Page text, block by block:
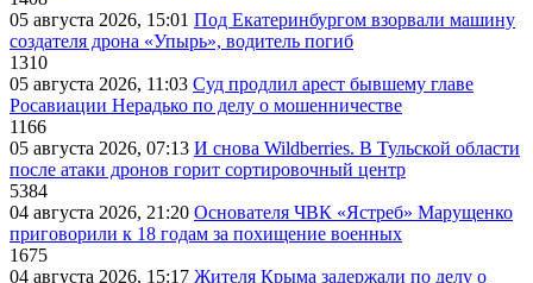
05 августа 2026, 15:01 Под Екатеринбургом взорвали машину
создателя дрона «Упырь», водитель погиб
1310
05 августа 2026, 11:03 Суд продлил арест бывшему главе
Росавиации Нерадько по делу о мошенничестве
1166
05 августа 2026, 07:13 И снова Wildberries. В Тульской области
после атаки дронов горит сортировочный центр
5384
04 августа 2026, 21:20 Основателя ЧВК «Ястреб» Марущенко
приговорили к 18 годам за похищение военных
1675
04 августа 2026, 15:17 Жителя Крыма задержали по делу о